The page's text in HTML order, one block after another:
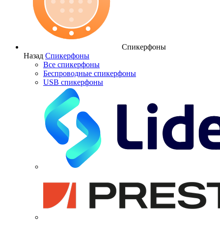
Спикерфоны
Назад Спикерфоны
Все спикерфоны
Беспроводные спикерфоны
USB спикерфоны